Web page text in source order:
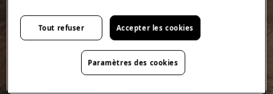
Tout refuser Accepter les cookies
Paramètres des cookies